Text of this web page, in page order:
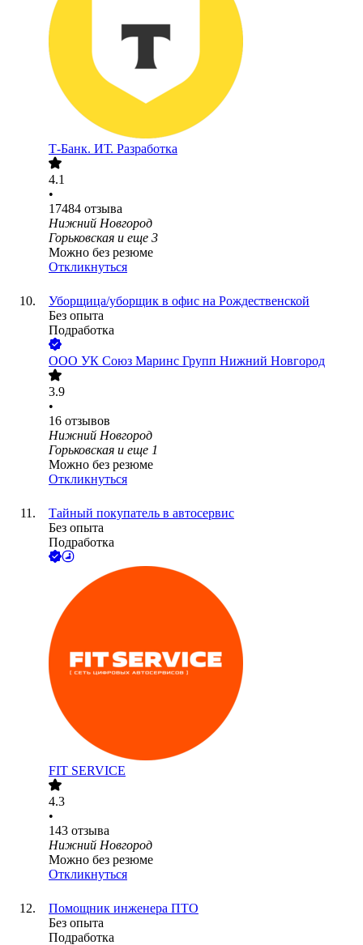
Т-Банк. ИТ. Разработка
4.1
•
17484 отзыва
Нижний Новгород
Горьковская и еще 3
Можно без резюме
Откликнуться
Уборщица/уборщик в офис на Рождественской
Без опыта
Подработка
ООО УК Союз Маринс Групп Нижний Новгород
3.9
•
16 отзывов
Нижний Новгород
Горьковская и еще 1
Можно без резюме
Откликнуться
Тайный покупатель в автосервис
Без опыта
Подработка
FIT SERVICE
4.3
•
143 отзыва
Нижний Новгород
Можно без резюме
Откликнуться
Помощник инженера ПТО
Без опыта
Подработка